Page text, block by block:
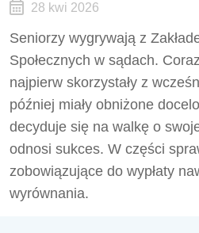
28 kwi 2026
Seniorzy wygrywają z
Społecznych w sądach.
najpierw skorzystały z
później miały obniżone
decyduje się na walkę o
odnosi sukces. W części
zobowiązujące do wypłaty
wyrównania.